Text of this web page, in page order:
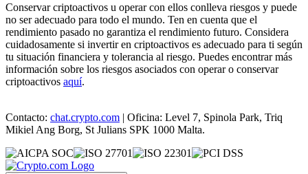
Conservar criptoactivos u operar con ellos conlleva riesgos y puede
no ser adecuado para todo el mundo. Ten en cuenta que el
rendimiento pasado no garantiza el rendimiento futuro. Considera
cuidadosamente si invertir en criptoactivos es adecuado para ti según
tu situación financiera y tolerancia al riesgo. Puedes encontrar más
información sobre los riesgos asociados con operar o conservar
criptoactivos aquí.
Contacto: chat.crypto.com | Oficina: Level 7, Spinola Park, Triq
Mikiel Ang Borg, St Julians SPK 1000 Malta.